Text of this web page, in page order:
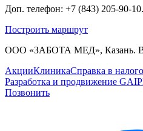
Доп. телефон: +7 (843) 205-90-
Построить маршрут
ООО «ЗАБОТА МЕД», Казань.
АкцииКлиникаСправка в
Разработка и продвижение
Позвонить